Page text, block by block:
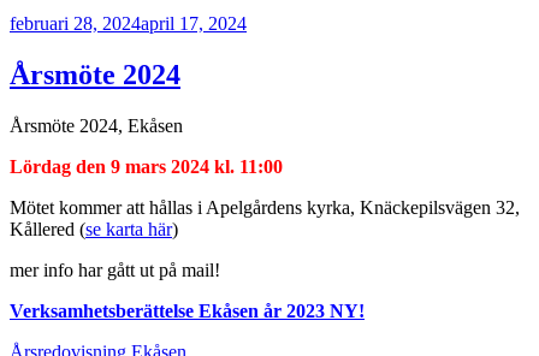
Publicerat
februari 28, 2024april 17, 2024
Årsmöte 2024
Årsmöte 2024, Ekåsen
Lördag den 9 mars 2024 kl. 11:00
Mötet kommer att hållas i Apelgårdens kyrka, Knäckepilsvägen 32,
Kållered (se karta här)
mer info har gått ut på mail!
Verksamhetsberättelse Ekåsen år 2023 NY!
Årsredovisning Ekåsen